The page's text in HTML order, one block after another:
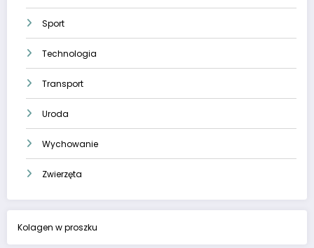
Sport
Technologia
Transport
Uroda
Wychowanie
Zwierzęta
Kolagen w proszku